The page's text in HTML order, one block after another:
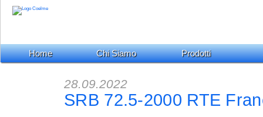
Home Chi Siamo Prodotti
28.09.2022
SRB 72.5-2000 RTE